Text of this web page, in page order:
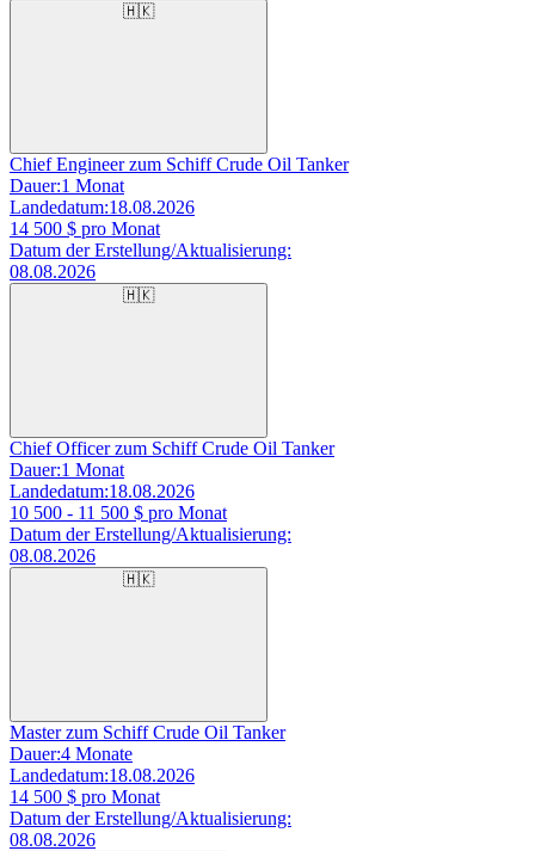
🇭🇰
Chief Engineer zum Schiff Crude Oil Tanker
Dauer:1 Monat
Landedatum:18.08.2026
14 500 $ pro Monat
Datum der Erstellung/Aktualisierung:
08.08.2026
🇭🇰
Chief Officer zum Schiff Crude Oil Tanker
Dauer:1 Monat
Landedatum:18.08.2026
10 500 - 11 500 $ pro Monat
Datum der Erstellung/Aktualisierung:
08.08.2026
🇭🇰
Master zum Schiff Crude Oil Tanker
Dauer:4 Monate
Landedatum:18.08.2026
14 500 $ pro Monat
Datum der Erstellung/Aktualisierung:
08.08.2026